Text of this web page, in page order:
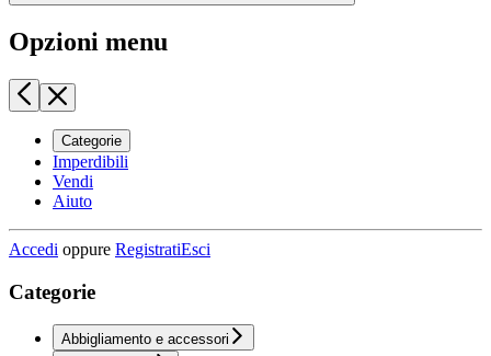
Opzioni menu
Categorie
Imperdibili
Vendi
Aiuto
Accedi oppure RegistratiEsci
Categorie
Abbigliamento e accessori